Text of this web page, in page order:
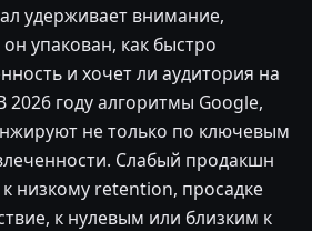
удерживает внимание,
упакован, как быстро
и хочет ли аудитория на
2026 году алгоритмы Google,
не только по ключевым
Слабый продакшн
к низкому retention, просадке
к нулевым или близким к